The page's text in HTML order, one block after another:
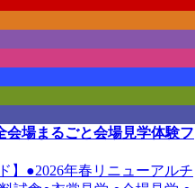
場まるごと会場見学体験フ
】●2026年春リニューアルチ